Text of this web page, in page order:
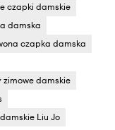
czapki damskie
damska
czapka damska
zimowe damskie
Liu Jo